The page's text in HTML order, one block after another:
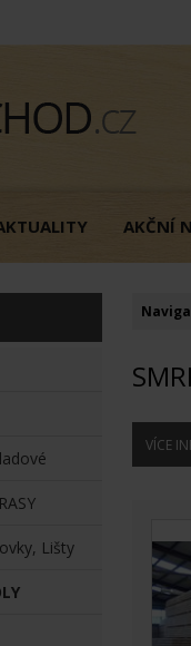
AKČNÍ
Lišty
VÍCE